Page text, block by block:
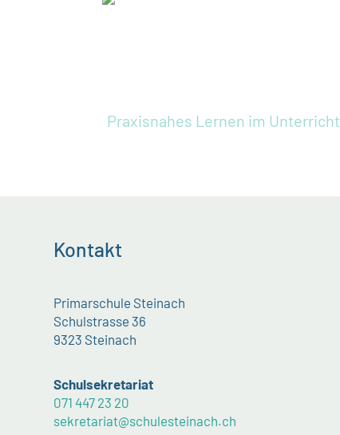
Praxisnahes Lernen im Unterricht
Kontakt
Primarschule Steinach
Schulstrasse 36
9323 Steinach
Schulsekretariat
071 447 23 20
sekretariat@schulesteinach.ch